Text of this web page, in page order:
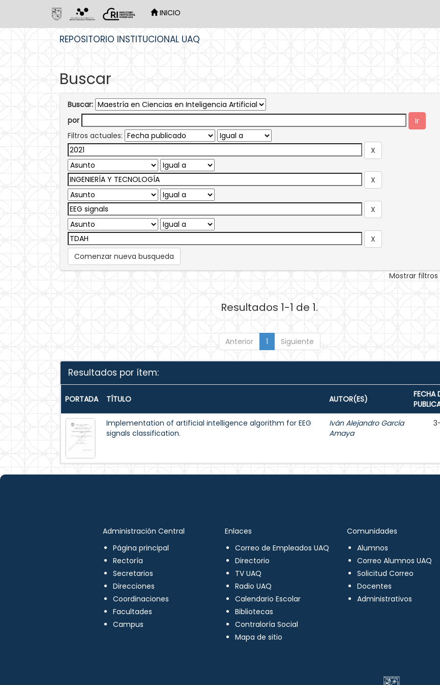
INICIO
REPOSITORIO INSTITUCIONAL UAQ
Buscar
Buscar:
por
Filtros actuales:
Comenzar nueva busqueda
Mostrar filtros
Resultados 1-1 de 1.
Anterior 1 Siguiente
Resultados por ítem:
PORTADA TÍTULO AUTOR(ES)
FECHA
Implementation of artificial intelligence algorithm for EEG
signals classification.
Iván Alejandro García
Amaya
Administración Central
Página principal
Rectoría
Secretarios
Direcciones
Coordinaciones
Facultades
Campus
Enlaces
Correo de Empleados UAQ
Directorio
TV UAQ
Radio UAQ
Calendario Escolar
Bibliotecas
Contraloría Social
Mapa de sitio
Comunidades
Alumnos
Correo Alumnos UAQ
Solicitud Correo
Docentes
Administrativos